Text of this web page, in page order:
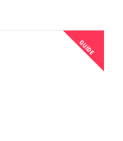
GUIDE